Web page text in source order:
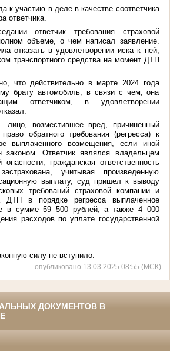
к участию в деле в качестве соответчика
ответчика.
ответчик требования страховой
объеме, о чем написал заявление.
отказать в удовлетворении иска к ней,
транспортного средства на момент ДТП
что действительно в марте 2024 года
брату автомобиль, в связи с чем, она
ответчиком, в удовлетворении
лицо, возместившее вред, причиненный
обратного требования (регресса) к
выплаченного возмещения, если иной
законом. Ответчик являлся владельцем
гражданская ответственность
учитывая произведенную
выплату, суд пришел к выводу
требований страховой компании и
ДТП в порядке регресса выплаченное
в сумме 59 500 рублей, а также 4 000
расходов по уплате государственной
силу не вступило.
опубликовано 13.03.2025 08:55 (МСК)
ДОКУМЕНТОВ В